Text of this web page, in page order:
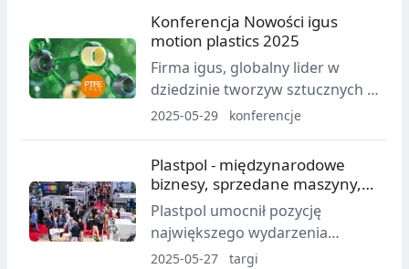
we Włoszech, Italian Exhibition
Group promuje trzy
międzynarodowe przystanki,
które mają na celu przybliżenie
tematów, technologii i
możliwości współpracy w
kluczowych sektorach
transformacji ekologicznej.
Konferencja Nowości igus
motion plastics 2025
Firma igus, globalny lider w
dziedzinie tworzyw sztucznych w
ruchu, po raz kolejny wyznaczył
zrównoważonego rozwoju,
prezentując aż 277 nowych
produktów podczas konferencji
Nowości igus motion plastics
2025.
2025-05-29 konferencje
Plastpol - międzynarodowe
biznesy, sprzedane maszyny,
efektywne rozmowy
Plastpol umocnił pozycję
największego wydarzenia
branżowego w Europie
2025-05-27 targi